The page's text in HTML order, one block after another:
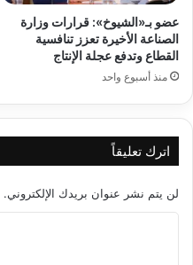
عضو بـ«الشيوخ»: قرارات وزارة
الصناعة الأخيرة تعزز تنافسية
القطاع وتدفع عجلة الإنتاج
منذ أسبوع واحد
اترك تعليقاً
لن يتم نشر عنوان بريدك الإلكتروني.